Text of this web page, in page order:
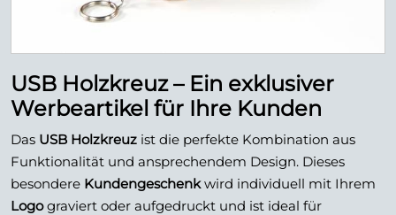
USB Holzkreuz – Ein exklusiver
Werbeartikel für Ihre Kunden
Das USB Holzkreuz ist die perfekte Kombination aus
Funktionalität und ansprechendem Design. Dieses
besondere Kundengeschenkwird individuell mit Ihrem
Logograviert oder aufgedruckt und ist ideal für